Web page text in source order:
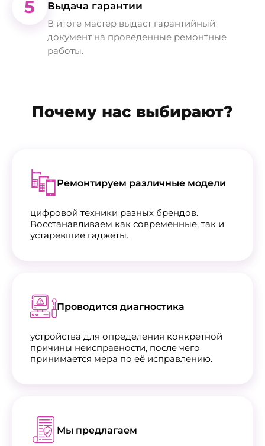
5 Выдача гарантии
В итоге мастер выдаст гарантийный
документ на проведенные ремонтные
работы.
Почему нас выбирают?
Ремонтируем различные модели
цифровой техники разных брендов.
Восстанавливаем как современные, так и
устаревшие гаджеты.
Проводится диагностика
устройства для определения конкретной
причины неисправности, после чего
принимается мера по её исправлению.
Мы предлагаем